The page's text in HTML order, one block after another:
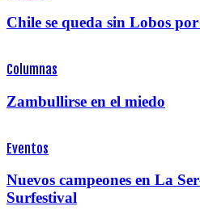
Chile se queda sin Lobos
Columnas
Zambullirse en el miedo
Eventos
Nuevos campeones en La
Surfestival